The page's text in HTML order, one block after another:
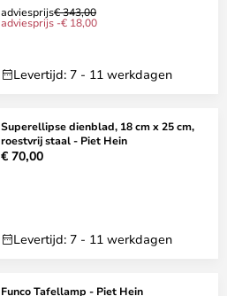
adviesprijs€ 343,00
adviesprijs -€ 18,00
Levertijd: 7 - 11 werkdagen
Superellipse dienblad, 18 cm x 25 cm,
roestvrij staal - Piet Hein
€ 70,00
Levertijd: 7 - 11 werkdagen
Funco Tafellamp - Piet Hein